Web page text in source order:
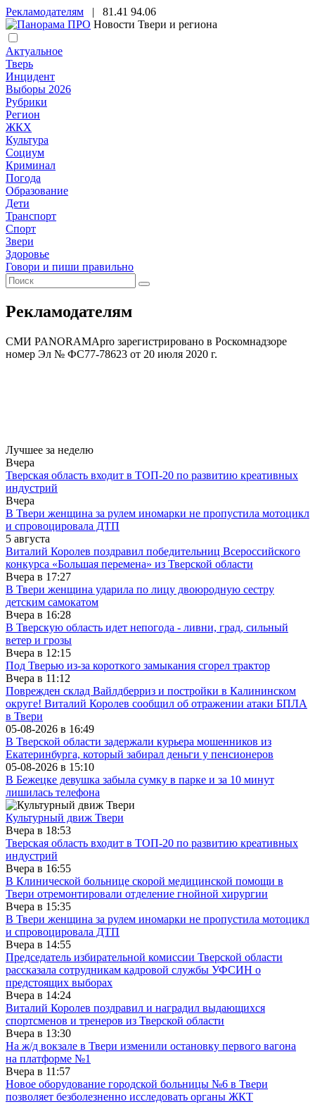
Рекламодателям | 81.41 94.06
Новости Твери и региона
Актуальное
Тверь
Инцидент
Выборы 2026
Рубрики
Регион
ЖКХ
Культура
Социум
Криминал
Погода
Образование
Дети
Транспорт
Спорт
Звери
Здоровье
Говори и пиши правильно
Рекламодателям
СМИ PANORAMApro зарегистрировано в Роскомнадзоре
номер Эл № ФС77-78623 от 20 июля 2020 г.
Лучшее за неделю
Вчера
Тверская область входит в ТОП-20 по развитию креативных
индустрий
Вчера
В Твери женщина за рулем иномарки не пропустила мотоцикл
и спровоцировала ДТП
5 августа
Виталий Королев поздравил победительниц Всероссийского
конкурса «Большая перемена» из Тверской области
Вчера в 17:27
В Твери женщина ударила по лицу двоюродную сестру
детским самокатом
Вчера в 16:28
В Тверскую область идет непогода - ливни, град, сильный
ветер и грозы
Вчера в 12:15
Под Тверью из-за короткого замыкания сгорел трактор
Вчера в 11:12
Поврежден склад Вайлдберриз и постройки в Калининском
округе! Виталий Королев сообщил об отражении атаки БПЛА
в Твери
05-08-2026 в 16:49
В Тверской области задержали курьера мошенников из
Екатеринбурга, который забирал деньги у пенсионеров
05-08-2026 в 15:10
В Бежецке девушка забыла сумку в парке и за 10 минут
лишилась телефона
Культурный движ Твери
Вчера в 18:53
Тверская область входит в ТОП-20 по развитию креативных
индустрий
Вчера в 16:55
В Клинической больнице скорой медицинской помощи в
Твери отремонтировали отделение гнойной хирургии
Вчера в 15:35
В Твери женщина за рулем иномарки не пропустила мотоцикл
и спровоцировала ДТП
Вчера в 14:55
Председатель избирательной комиссии Тверской области
рассказала сотрудникам кадровой службы УФСИН о
предстоящих выборах
Вчера в 14:24
Виталий Королев поздравил и наградил выдающихся
спортсменов и тренеров из Тверской области
Вчера в 13:30
На ж/д вокзале в Твери изменили остановку первого вагона
на платформе №1
Вчера в 11:57
Новое оборудование городской больницы №6 в Твери
позволяет безболезненно исследовать органы ЖКТ